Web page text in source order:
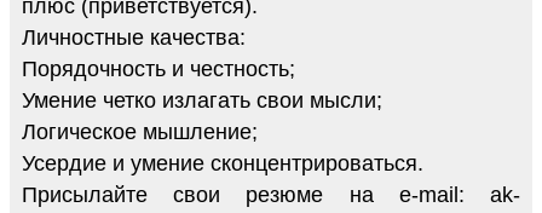
плюс (приветствуется).
Личностные качества:
Порядочность и честность;
Умение четко излагать свои мысли;
Логическое мышление;
Усердие и умение сконцентрироваться.
Присылайте свои резюме на e-mail: ak-